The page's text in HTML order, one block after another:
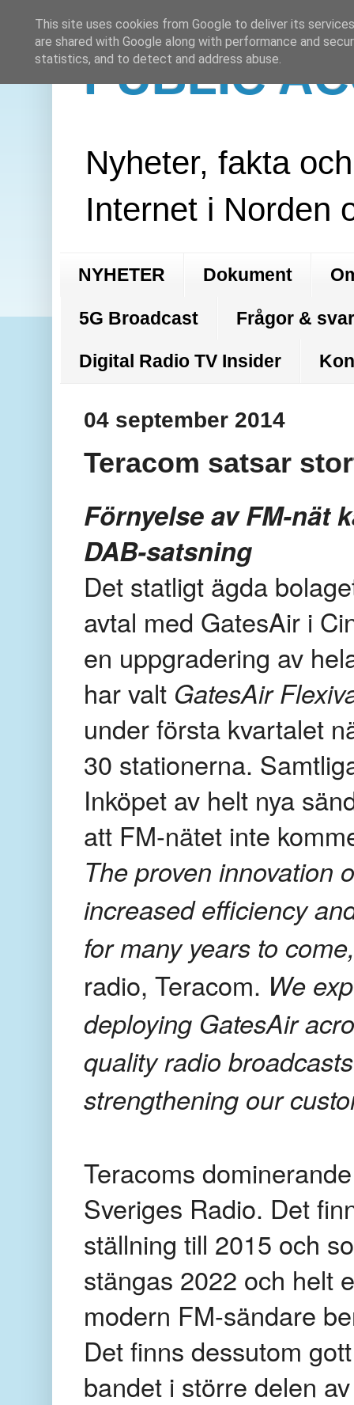
PUBLIC
Nyheter, fakta
Internet i Norden
NYHETER Dokument
5G Broadcast Frågor &
Digital Radio TV Insider
04 september 2014
Teracom satsar
Förnyelse av FM-nät
DAB-satsning
Det statligt ägda
avtal med GatesAir i
en uppgradering av
har valt GatesAir
under första kvartalet
30 stationerna.
Inköpet av helt nya
att FM-nätet inte
The proven innovation
increased efficiency
for many years to
radio, Teracom. We
deploying GatesAir
quality radio
strengthening our
Teracoms
Sveriges Radio. Det
ställning till 2015 och
stängas 2022 och helt
modern FM-sändare
Det finns dessutom
bandet i större delen
This site uses cookies from Google to deliver its
are shared with Google along with performance and
statistics, and to detect and address abuse.